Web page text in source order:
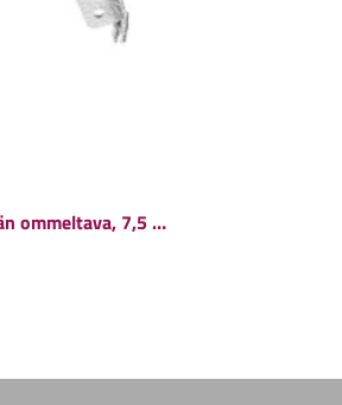
Kukkarolukko / kukkarokehys kaari sydän ommeltava, 7,5 x 5,8 cm